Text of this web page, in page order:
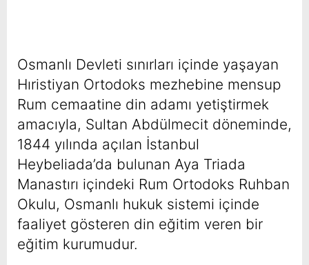
Osmanlı Devleti sınırları içinde yaşayan
Hıristiyan Ortodoks mezhebine mensup
Rum cemaatine din adamı yetiştirmek
amacıyla, Sultan Abdülmecit döneminde,
1844 yılında açılan İstanbul
Heybeliada’da bulunan Aya Triada
Manastırı içindeki Rum Ortodoks Ruhban
Okulu, Osmanlı hukuk sistemi içinde
faaliyet gösteren din eğitim veren bir
eğitim kurumudur.